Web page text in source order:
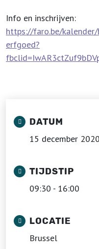
Info en inschrijven:
https://faro.be/
erfgoed?
DATUM
15 december 2020
TIJDSTIP
09:30 - 16:00
LOCATIE
Brussel